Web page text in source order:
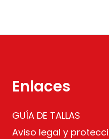
Enlaces
GUÍA DE TALLAS
Aviso legal y